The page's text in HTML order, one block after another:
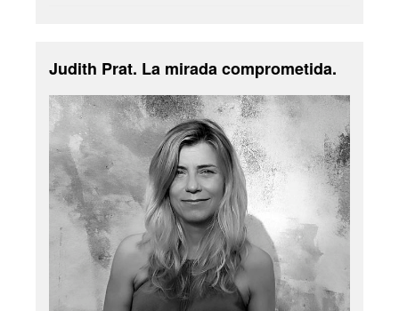
Judith Prat. La mirada comprometida.